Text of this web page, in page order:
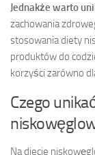
Jednakże warto
zachowania
stosowania diety
produktów do
korzyści zarówno
Czego
Na diecie